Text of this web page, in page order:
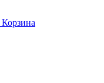
Корзина